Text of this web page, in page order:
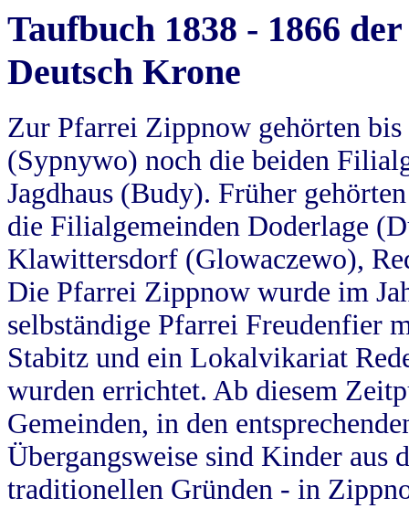
Taufbuch 1838 - 1866
Deutsch Krone
Zur Pfarrei Zippnow gehörten
(Sypnywo) noch die beiden
Jagdhaus (Budy). Früher
die Filialgemeinden Doderlage
Klawittersdorf (Glowaczewo),
Die Pfarrei Zippnow wurde im
selbständige Pfarrei Freudenfier
Stabitz und ein Lokalvikariat
wurden errichtet. Ab diesem
Gemeinden, in den
Übergangsweise sind Kinder aus
traditionellen Gründen - in